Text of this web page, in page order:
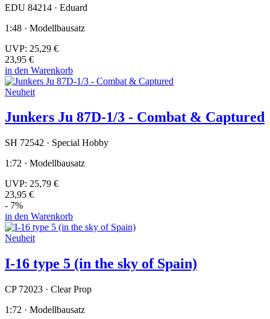
EDU 84214 · Eduard
1:48 · Modellbausatz
UVP: 25,29 €
23,95 €
in den Warenkorb
Neuheit
Junkers Ju 87D-1/3 - Combat & Captured
SH 72542 · Special Hobby
1:72 · Modellbausatz
UVP: 25,79 €
23,95 €
- 7%
in den Warenkorb
Neuheit
I-16 type 5 (in the sky of Spain)
CP 72023 · Clear Prop
1:72 · Modellbausatz